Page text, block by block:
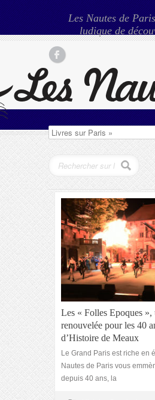
Les Nautes de
ludique de
Les « Folles Epoques »,
renouvelée pour les 40
d’Histoire de Meaux
Le Grand Paris est riche en
Nautes de Paris vous
depuis 40 ans, la